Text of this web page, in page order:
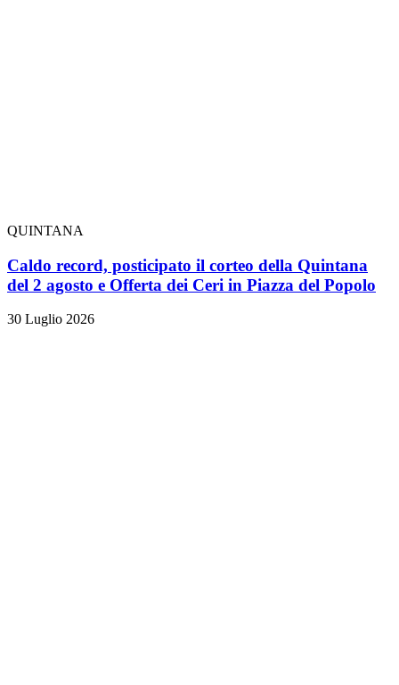
QUINTANA
Caldo record, posticipato il corteo della Quintana
del 2 agosto e Offerta dei Ceri in Piazza del Popolo
30 Luglio 2026